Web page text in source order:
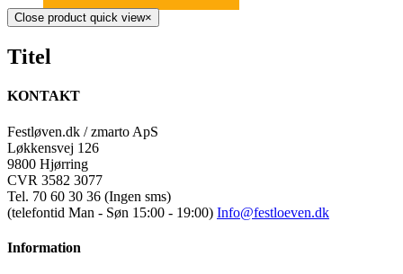
Close product quick view×
Titel
KONTAKT
Festløven.dk / zmarto ApS
Løkkensvej 126
9800 Hjørring
CVR 3582 3077
Tel. 70 60 30 36 (Ingen sms)
(telefontid Man - Søn 15:00 - 19:00) Info@festloeven.dk
Information